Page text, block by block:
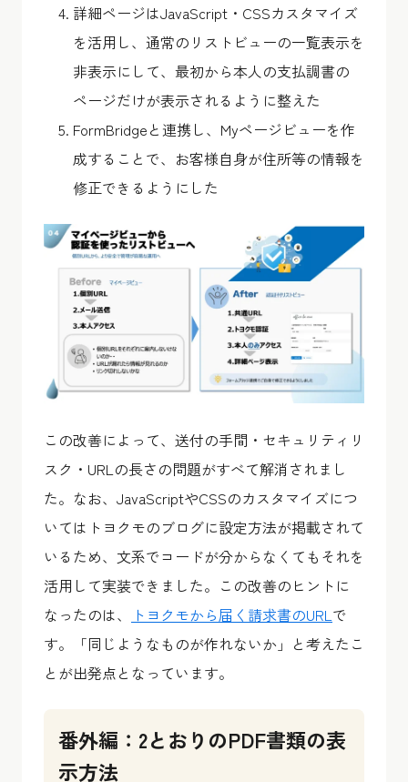
詳細ページはJavaScript・CSSカスタマイズ
を活用し、通常のリストビューの一覧表示を
非表示にして、最初から本人の支払調書の
ページだけが表示されるように整えた
FormBridgeと連携し、Myページビューを作
成することで、お客様自身が住所等の情報を
修正できるようにした
この改善によって、送付の手間・セキュリティリ
スク・URLの長さの問題がすべて解消されまし
た。なお、JavaScriptやCSSのカスタマイズにつ
いてはトヨクモのブログに設定方法が掲載されて
いるため、文系でコードが分からなくてもそれを
活用して実装できました。この改善のヒントに
なったのは、
トヨクモから届く請求書のURLで
す。「同じようなものが作れないか」と考えたこ
とが出発点となっています。
番外編：2とおりのPDF書類の表
示方法